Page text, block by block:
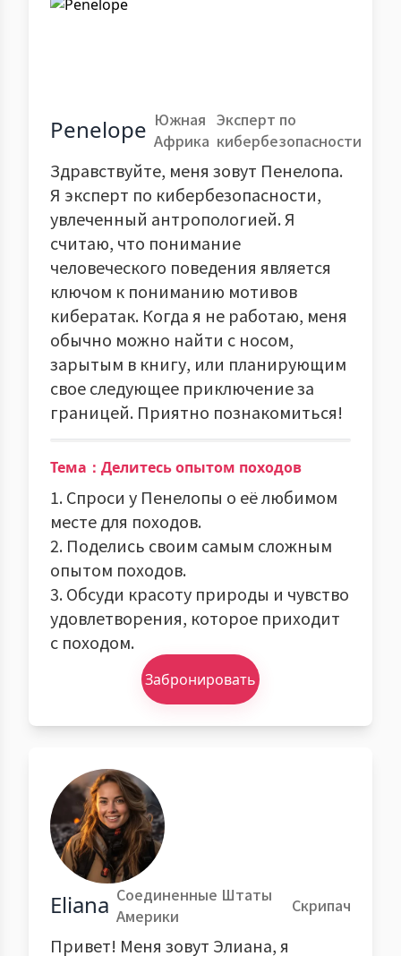
Penelope Южная
Африка
Эксперт по
кибербезопасности
Здравствуйте, меня зовут Пенелопа.
Я эксперт по кибербезопасности,
увлеченный антропологией. Я
считаю, что понимание
человеческого поведения является
ключом к пониманию мотивов
кибератак. Когда я не работаю, меня
обычно можно найти с носом,
зарытым в книгу, или планирующим
свое следующее приключение за
границей. Приятно познакомиться!
Тема：Делитесь опытом походов
1. Спроси у Пенелопы о её любимом
месте для походов.
2. Поделись своим самым сложным
опытом походов.
3. Обсуди красоту природы и чувство
удовлетворения, которое приходит
с походом.
Забронировать
Eliana Соединенные Штаты
Америки
Скрипач
Привет! Меня зовут Элиана, я